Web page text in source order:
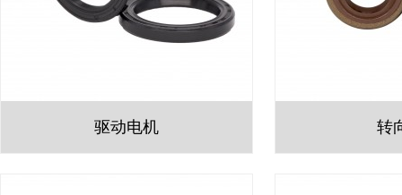
驱动电机 转